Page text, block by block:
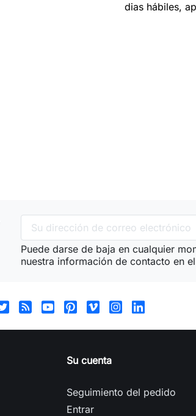
dias hábiles,
Puede darse de baja en cualquier
nuestra información de contacto en
Su cuenta
Seguimiento del pedido
Entrar